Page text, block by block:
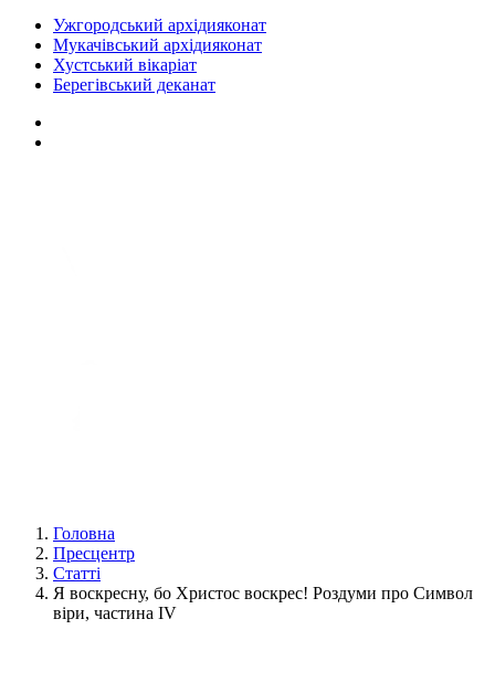
Ужгородський архідияконат
Мукачівський архідияконат
Хустський вікаріат
Берегівський деканат
Головна
Пресцентр
Статті
Я воскресну, бо Христос воскрес! Роздуми про Символ
віри, частина IV